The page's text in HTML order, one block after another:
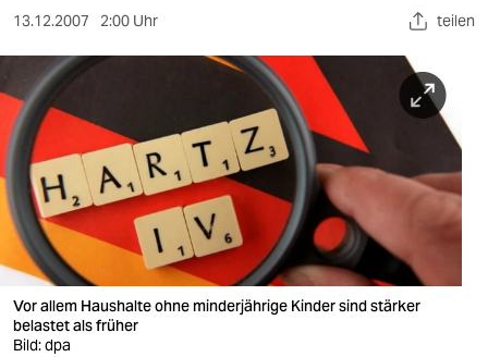
kultur
sport
berlin
nord
wahrheit
verlag
verlag
veranstaltungen
13.12.2007 2:00 Uhr teilen
Vor allem Haushalte ohne minderjährige Kinder sind stärker
belastet als früher
Bild: dpa